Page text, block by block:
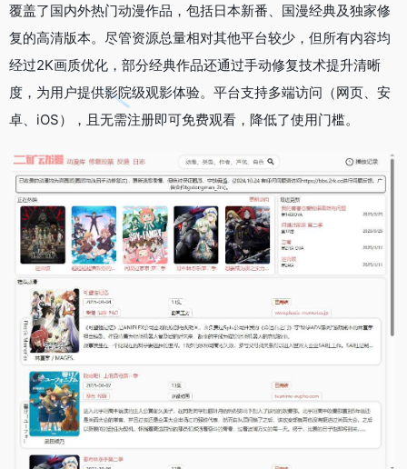
覆盖了国内外热门动漫作品，包括日本新番、国漫经典及独家修
复的高清版本。尽管资源总量相对其他平台较少，但所有内容均
经过2K画质优化，部分经典作品还通过手动修复技术提升清晰
度，为用户提供影院级观影体验。平台支持多端访问（网页、安
卓、iOS），且无需注册即可免费观看，降低了使用门槛。